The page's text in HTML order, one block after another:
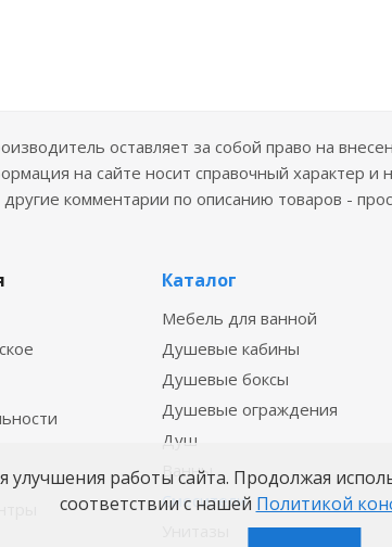
оставляет за собой право на
на сайте носит справочный характер и
комментарии по описанию товаров -
Каталог
Мебель для ванной
Душевые кабины
Душевые боксы
Душевые ограждения
Душ
Ванны
Смесители
улучшения работы сайта. Продолжая
соответствии с нашей Политикой